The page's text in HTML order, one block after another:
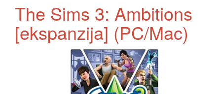
The Sims 3: Ambitions
[ekspanzija] (PC/Mac)